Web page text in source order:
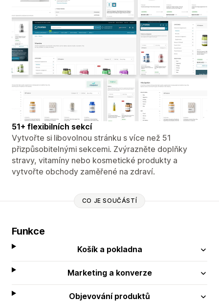
51+ flexibilních sekcí
Vytvořte si libovolnou stránku s více než 51
přizpůsobitelnými sekcemi. Zvýrazněte doplňky
stravy, vitamíny nebo kosmetické produkty a
vytvořte obchody zaměřené na zdraví.
CO JE SOUČÁSTÍ
Funkce
Košík a pokladna
Marketing a konverze
Objevování produktů